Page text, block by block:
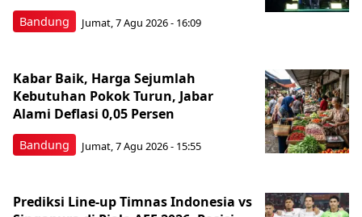
Bandung Jumat, 7 Agu 2026 - 16:09
Bandung
Kabar Baik, Harga Sejumlah
Kebutuhan Pokok Turun, Jabar
Alami Deflasi 0,05 Persen
Jumat, 7 Agu 2026 - 15:55
Prediksi Line-up Timnas Indonesia vs